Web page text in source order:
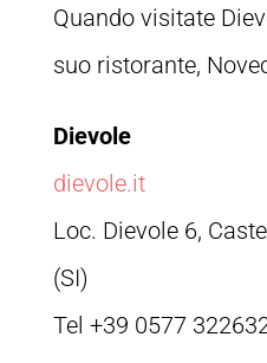
Quando visitate
suo ristorante,
Dievole
dievole.it
Loc. Dievole 6,
(SI)
Tel +39 0577